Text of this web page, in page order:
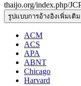
thaijo.org/index.php/
รูปแบบการอ้างอิงเพิ่มเติม
ACM
ACS
APA
ABNT
Chicago
Harvard